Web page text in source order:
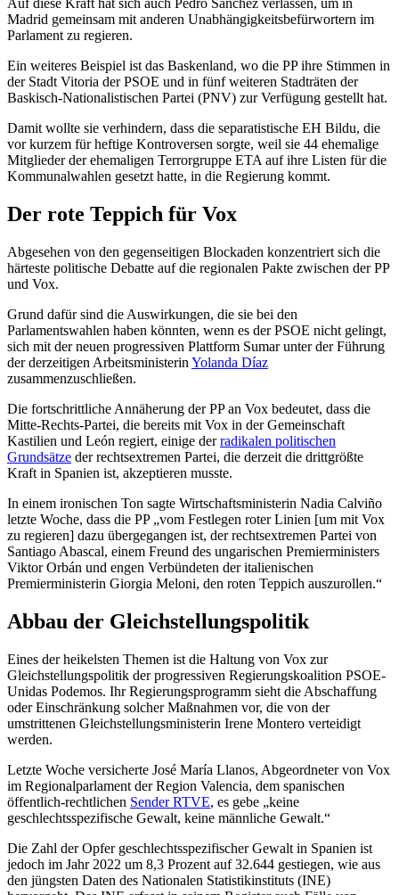
Auf diese Kraft hat sich auch Pedro Sánchez verlassen, um in
Madrid gemeinsam mit anderen Unabhängigkeitsbefürwortern im
Parlament zu regieren.
Ein weiteres Beispiel ist das Baskenland, wo die PP ihre Stimmen in
der Stadt Vitoria der PSOE und in fünf weiteren Stadträten der
Baskisch-Nationalistischen Partei (PNV) zur Verfügung gestellt hat.
Damit wollte sie verhindern, dass die separatistische EH Bildu, die
vor kurzem für heftige Kontroversen sorgte, weil sie 44 ehemalige
Mitglieder der ehemaligen Terrorgruppe ETA auf ihre Listen für die
Kommunalwahlen gesetzt hatte, in die Regierung kommt.
Der rote Teppich für Vox
Abgesehen von den gegenseitigen Blockaden konzentriert sich die
härteste politische Debatte auf die regionalen Pakte zwischen der PP
und Vox.
Grund dafür sind die Auswirkungen, die sie bei den
Parlamentswahlen haben könnten, wenn es der PSOE nicht gelingt,
sich mit der neuen progressiven Plattform Sumar unter der Führung
der derzeitigen Arbeitsministerin Yolanda Díaz
zusammenzuschließen.
Die fortschrittliche Annäherung der PP an Vox bedeutet, dass die
Mitte-Rechts-Partei, die bereits mit Vox in der Gemeinschaft
Kastilien und León regiert, einige derradikalen politischen
Grundsätze der rechtsextremen Partei, die derzeit die drittgrößte
Kraft in Spanien ist, akzeptieren musste.
In einem ironischen Ton sagte Wirtschaftsministerin Nadia Calviño
letzte Woche, dass die PP „vom Festlegen roter Linien [um mit Vox
zu regieren] dazu übergegangen ist, der rechtsextremen Partei von
Santiago Abascal, einem Freund des ungarischen Premierministers
Viktor Orbán und engen Verbündeten der italienischen
Premierministerin Giorgia Meloni, den roten Teppich auszurollen.“
Abbau der Gleichstellungspolitik
Eines der heikelsten Themen ist die Haltung von Vox zur
Gleichstellungspolitik der progressiven Regierungskoalition PSOE-
Unidas Podemos. Ihr Regierungsprogramm sieht die Abschaffung
oder Einschränkung solcher Maßnahmen vor, die von der
umstrittenen Gleichstellungsministerin Irene Montero verteidigt
werden.
Letzte Woche versicherte José María Llanos, Abgeordneter von Vox
im Regionalparlament der Region Valencia, dem spanischen
öffentlich-rechtlichen Sender RTVE, es gebe „keine
geschlechtsspezifische Gewalt, keine männliche Gewalt.“
Die Zahl der Opfer geschlechtsspezifischer Gewalt in Spanien ist
jedoch im Jahr 2022 um 8,3 Prozent auf 32.644 gestiegen, wie aus
den jüngsten Daten des Nationalen Statistikinstituts (INE)